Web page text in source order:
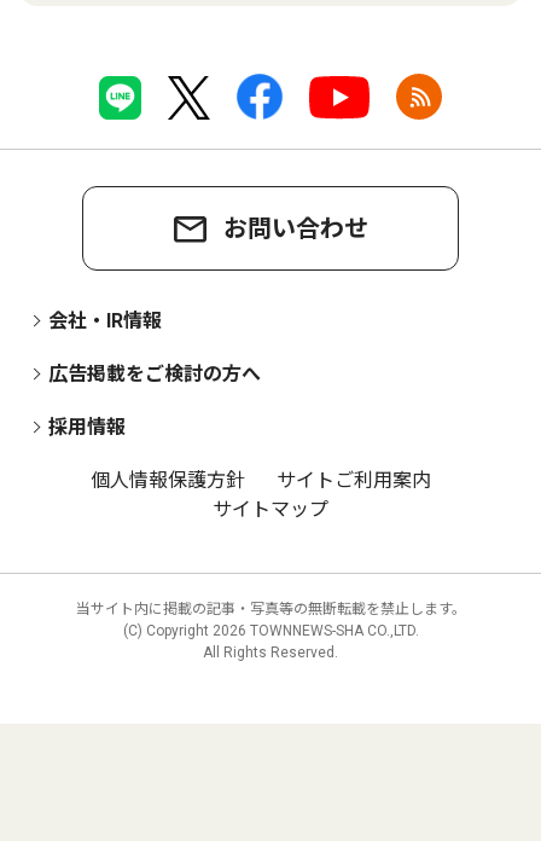
お問い合わせ
会社・IR情報
広告掲載をご検討の方へ
採用情報
個人情報保護方針
サイトご利用案内
サイトマップ
当サイト内に掲載の記事・写真等の無断転載を禁止します。
(C) Copyright 2026 TOWNNEWS-SHA CO.,LTD.
All Rights Reserved.